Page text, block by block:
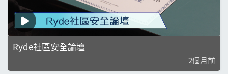
Ryde社區安全論壇
2個月前